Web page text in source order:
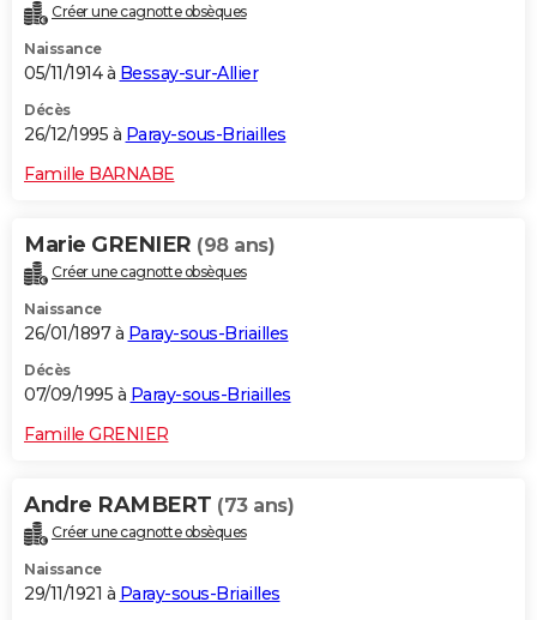
Créer une cagnotte obsèques
Naissance
05/11/1914 à Bessay-sur-Allier
Décès
26/12/1995 à Paray-sous-Briailles
Famille BARNABE
Marie GRENIER (98 ans)
Créer une cagnotte obsèques
Naissance
26/01/1897 à Paray-sous-Briailles
Décès
07/09/1995 à Paray-sous-Briailles
Famille GRENIER
Andre RAMBERT (73 ans)
Créer une cagnotte obsèques
Naissance
29/11/1921 à Paray-sous-Briailles